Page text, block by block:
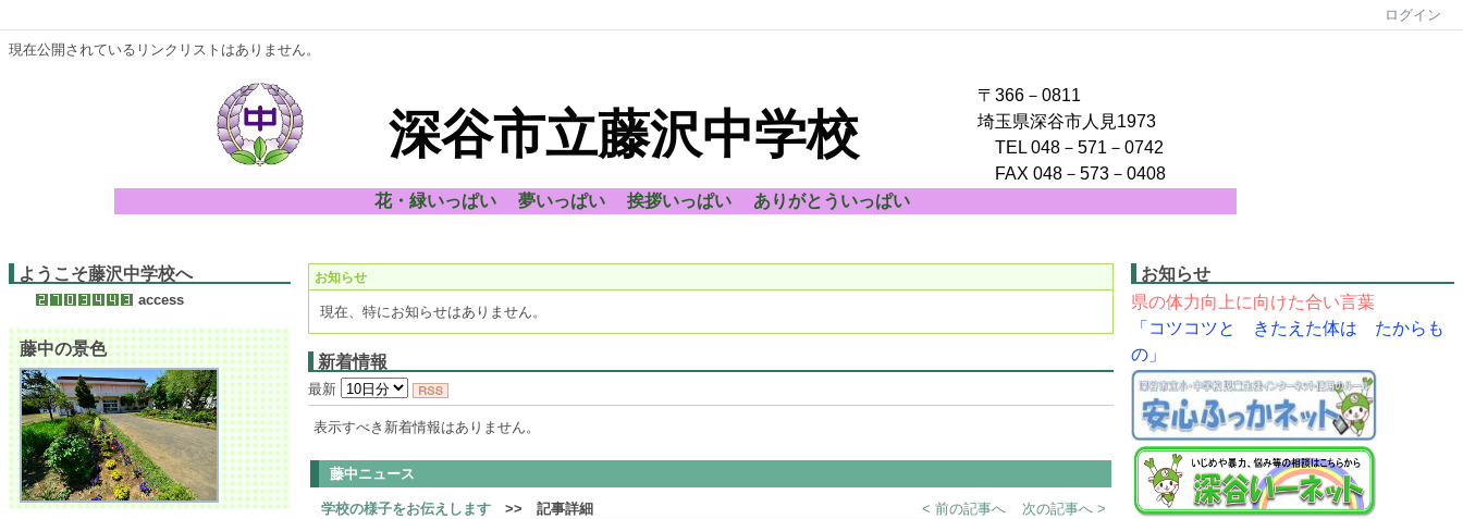
ログイン
現在公開されているリンクリストはありません。
深谷市立藤沢中学校
〒366－0811
埼玉県深谷市人見1973
TEL 048－571－0742
FAX 048－573－0408
花・緑いっぱい 夢いっぱい 挨拶いっぱい ありがとういっぱい
ようこそ藤沢中学校へ
access
藤中の景色
お知らせ
現在、特にお知らせはありません。
新着情報
最新
表示すべき新着情報はありません。
藤中ニュース
学校の様子をお伝えします >> 記事詳細 < 前の記事へ 次の記事へ >
お知らせ
県の体力向上に向けた合い言葉
「コツコツと きたえた体は たからも
の」